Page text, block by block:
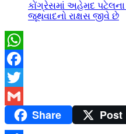
કોંગ્રેસમાં અહેમદ
જૂથવાદનો રાક્ષસ જીવે છે
WhatsApp
Facebook
Twitter
Gmail Share Post